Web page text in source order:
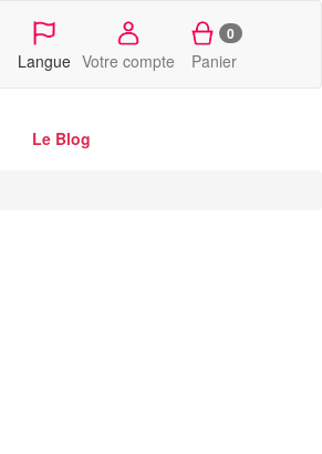
Langue Votre compte
0
Panier
Le Blog